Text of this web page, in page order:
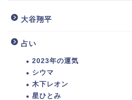
大谷翔平
占い
2023年の運気
シウマ
木下レオン
星ひとみ